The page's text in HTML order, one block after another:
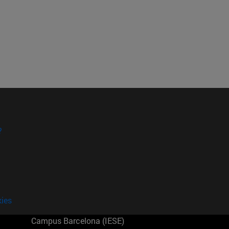
Campus Barcelona (IESE)